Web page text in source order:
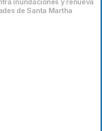
inundaciones y renueva
de Santa Martha